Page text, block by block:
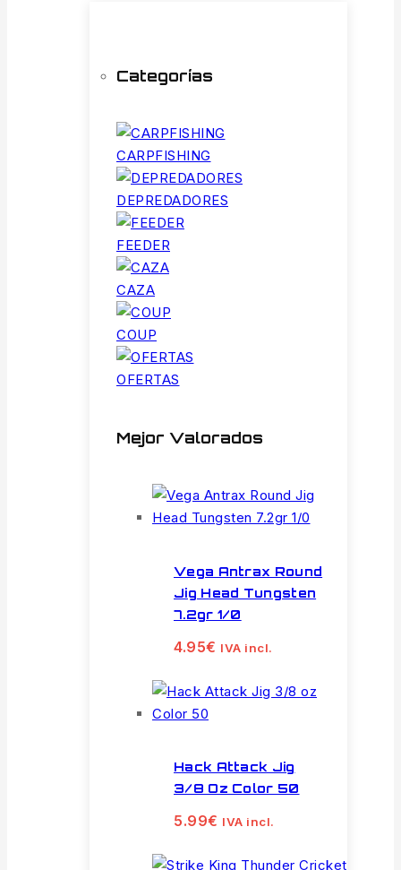
Categorías
CARPFISHING
DEPREDADORES
FEEDER
CAZA
COUP
OFERTAS
Mejor Valorados
Vega Antrax Round
Jig Head Tungsten
7.2gr 1/0
4.95€ IVA incl.
Hack Attack Jig
3/8 Oz Color 50
5.99€ IVA incl.